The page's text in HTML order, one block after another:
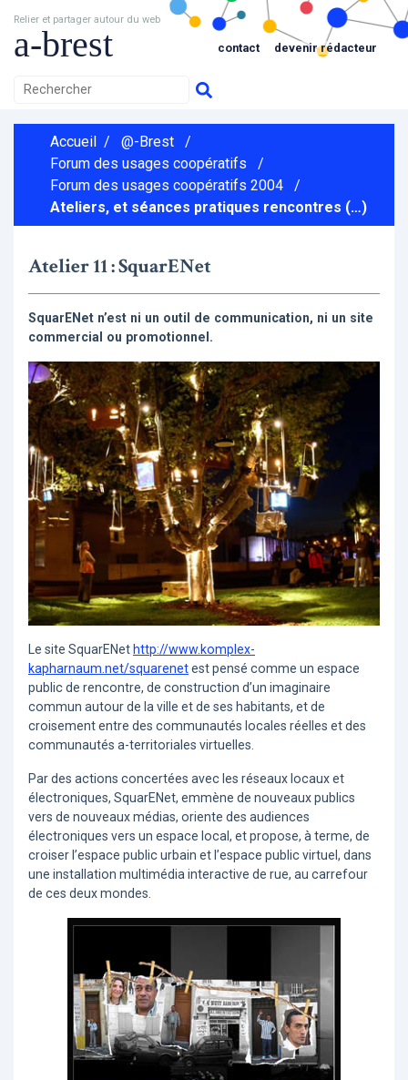
Relier et partager autour du web
a-brest contact devenir rédacteur
Accueil / @-Brest
/
Forum des usages coopératifs
/
Forum des usages coopératifs 2004
/
Ateliers, et séances pratiques rencontres (…)
Atelier 11 : SquarENet
SquarENet n’est ni un outil de communication, ni un site
commercial ou promotionnel.
Le site SquarENet http://www.komplex-
kapharnaum.net/squarenetest pensé comme un espace
public de rencontre, de construction d’un imaginaire
commun autour de la ville et de ses habitants, et de
croisement entre des communautés locales réelles et des
communautés a-territoriales virtuelles.
Par des actions concertées avec les réseaux locaux et
électroniques, SquarENet, emmène de nouveaux publics
vers de nouveaux médias, oriente des audiences
électroniques vers un espace local, et propose, à terme, de
croiser l’espace public urbain et l’espace public virtuel, dans
une installation multimédia interactive de rue, au carrefour
de ces deux mondes.